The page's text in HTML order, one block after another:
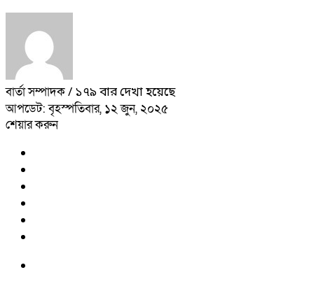
বার্তা সম্পাদক/ ১৭৯ বার দেখা হয়েছে
আপডেট: বৃহস্পতিবার, ১২ জুন, ২০২৫
শেয়ার করুন